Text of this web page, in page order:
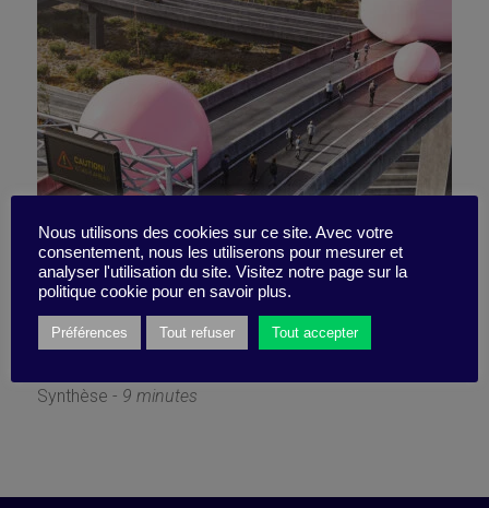
Persuasion (en douceur) vs
polarisation
Synthèse - 9 minutes
Nous utilisons des cookies sur ce site. Avec votre
consentement, nous les utiliserons pour mesurer et
analyser l'utilisation du site. Visitez notre page sur la
politique cookie pour en savoir plus.
Préférences Tout refuser Tout accepter